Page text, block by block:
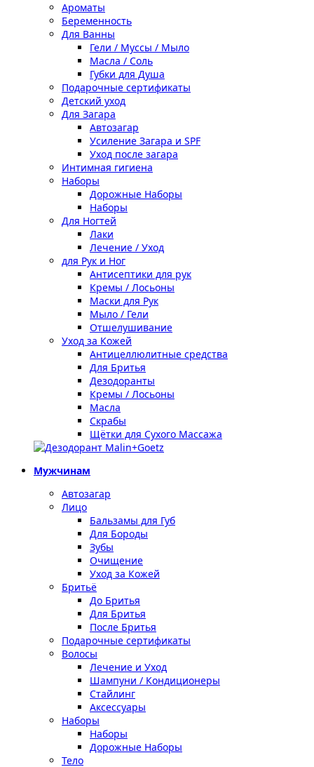
Ароматы
Беременность
Для Ванны
Гели / Муссы / Мыло
Масла / Соль
Губки для Душа
Подарочные сертификаты
Детский уход
Для Загара
Автозагар
Усиление Загара и SPF
Уход после загара
Интимная гигиена
Наборы
Дорожные Наборы
Наборы
Для Ногтей
Лаки
Лечение / Уход
для Рук и Ног
Антисептики для рук
Кремы / Лосьоны
Маски для Рук
Мыло / Гели
Отшелушивание
Уход за Кожей
Антицеллюлитные средства
Для Бритья
Дезодоранты
Кремы / Лосьоны
Масла
Скрабы
Щётки для Сухого Массажа
Мужчинам
Автозагар
Лицо
Бальзамы для Губ
Для Бороды
Зубы
Очищение
Уход за Кожей
Бритьё
До Бритья
Для Бритья
После Бритья
Подарочные сертификаты
Волосы
Лечение и Уход
Шампуни / Кондиционеры
Стайлинг
Аксессуары
Наборы
Наборы
Дорожные Наборы
Тело